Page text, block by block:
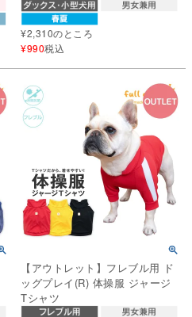
¥2,310のところ
¥990税込
【アウトレット】フレブル用 ド
ッグプレイ(R) 体操服 ジャージ
Tシャツ